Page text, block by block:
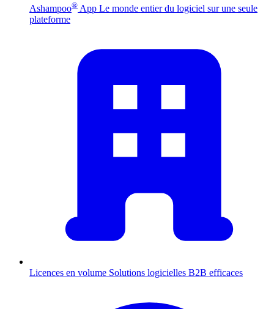
Ashampoo® App Le monde entier du logiciel sur une seule
plateforme
Licences en volume Solutions logicielles B2B efficaces